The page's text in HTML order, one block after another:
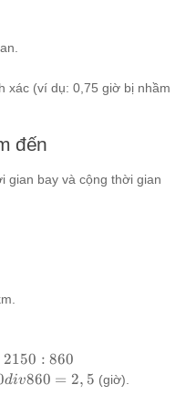
xác (ví dụ: 0,75 giờ bị nhầm
đến
gian bay và cộng thời gian
2150 : 860
div860 = 2, 5 (giờ).